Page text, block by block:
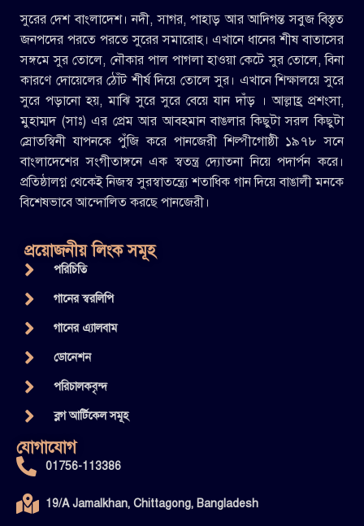
সুরের দেশ বাংলাদেশ। নদী, সাগর, পাহাড় আর আদিগন্ত সবুজ বিস্তৃত
জনপদের পরতে পরতে সুরের সমারোহ। এখানে ধানের শীষ বাতাসের
সঙ্গমে সুর তোলে, নৌকার পাল পাগলা হাওয়া কেটে সুর তোলে, বিনা
কারণে দোয়েলের ঠোঁট শীর্ষ দিয়ে তোলে সুর। এখানে শিক্ষালয়ে সুরে
সুরে পড়ানো হয়, মাঝি সুরে সুরে বেয়ে যান দাঁড় । আল্লাহ্র প্রশংসা,
মুহাম্মদ (সাঃ) এর প্রেম আর আবহমান বাঙলার কিছুটা সরল কিছুটা
স্রোতস্বিনী যাপনকে পুঁজি করে পানজেরী শিল্পীগোষ্ঠী ১৯৭৮ সনে
বাংলাদেশের সংগীতাঙ্গনে এক স্বতন্ত্র দ্যোতনা নিয়ে পদার্পন করে।
প্রতিষ্ঠালগ্ন থেকেই নিজস্ব সুরস্বাতন্ত্র্যে শতাধিক গান দিয়ে বাঙালী মনকে
বিশেষভাবে আন্দোলিত করছে পানজেরী।
প্রয়োজনীয় লিংক সমূহ
পরিচিতি
গানের স্বরলিপি
গানের এ্যালবাম
ডোনেশন
পরিচালকবৃন্দ
ব্লগ আর্টিকেল সমূহ
যোগাযোগ
01756-113386
19/A Jamalkhan, Chittagong, Bangladesh